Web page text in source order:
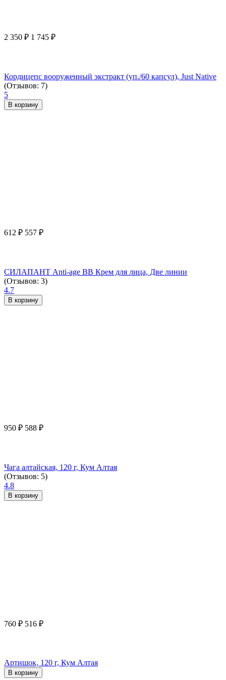
2 350 ₽ 1 745 ₽
Кордицепс вооруженный экстракт (уп./60 капсул), Just Native
(Отзывов: 7)
5
В корзину
612 ₽ 557 ₽
СИЛАПАНТ Anti-age ВВ Крем для лица, Две линии
(Отзывов: 3)
4.7
В корзину
950 ₽ 588 ₽
Чага алтайская, 120 г, Кум Алтая
(Отзывов: 5)
4.8
В корзину
760 ₽ 516 ₽
Артишок, 120 г, Кум Алтая
В корзину